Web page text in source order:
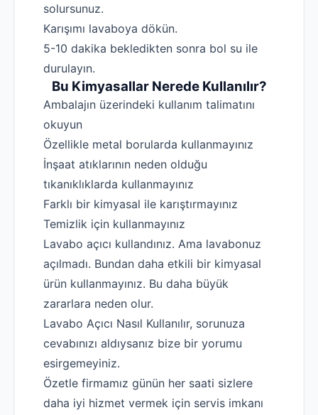
solursunuz.
Karışımı lavaboya dökün.
5-10 dakika bekledikten sonra bol su ile
durulayın.
Bu Kimyasallar Nerede Kullanılır?
Ambalajın üzerindeki kullanım talimatını
okuyun
Özellikle metal borularda kullanmayınız
İnşaat atıklarının neden olduğu
tıkanıklıklarda kullanmayınız
Farklı bir kimyasal ile karıştırmayınız
Temizlik için kullanmayınız
Lavabo açıcı kullandınız. Ama lavabonuz
açılmadı. Bundan daha etkili bir kimyasal
ürün kullanmayınız. Bu daha büyük
zararlara neden olur.
Lavabo Açıcı Nasıl Kullanılır, sorunuza
cevabınızı aldıysanız bize bir yorumu
esirgemeyiniz.
Özetle firmamız günün her saati sizlere
daha iyi hizmet vermek için servis imkanı